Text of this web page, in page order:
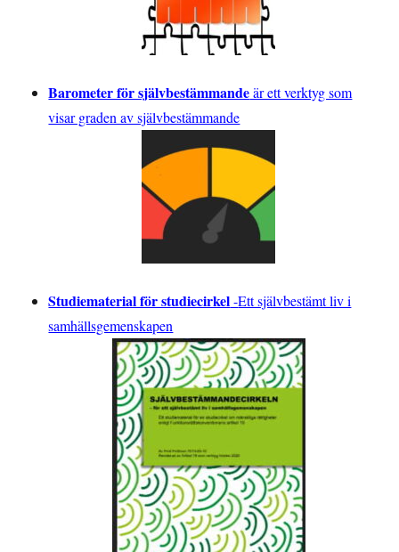
Barometer för självbestämmandeär ett verktyg som
visar graden av självbestämmande
Studiematerial för studiecirkel-Ett självbestämt liv i
samhällsgemenskapen